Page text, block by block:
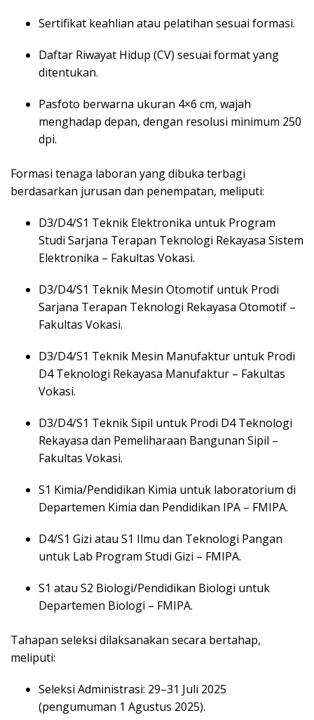
Sertifikat keahlian atau pelatihan sesuai formasi.
Daftar Riwayat Hidup (CV) sesuai format yang
ditentukan.
Pasfoto berwarna ukuran 4×6 cm, wajah
menghadap depan, dengan resolusi minimum 250
dpi.
Formasi tenaga laboran yang dibuka terbagi
berdasarkan jurusan dan penempatan, meliputi:
D3/D4/S1 Teknik Elektronika untuk Program
Studi Sarjana Terapan Teknologi Rekayasa Sistem
Elektronika – Fakultas Vokasi.
D3/D4/S1 Teknik Mesin Otomotif untuk Prodi
Sarjana Terapan Teknologi Rekayasa Otomotif –
Fakultas Vokasi.
D3/D4/S1 Teknik Mesin Manufaktur untuk Prodi
D4 Teknologi Rekayasa Manufaktur – Fakultas
Vokasi.
D3/D4/S1 Teknik Sipil untuk Prodi D4 Teknologi
Rekayasa dan Pemeliharaan Bangunan Sipil –
Fakultas Vokasi.
S1 Kimia/Pendidikan Kimia untuk laboratorium di
Departemen Kimia dan Pendidikan IPA – FMIPA.
D4/S1 Gizi atau S1 Ilmu dan Teknologi Pangan
untuk Lab Program Studi Gizi – FMIPA.
S1 atau S2 Biologi/Pendidikan Biologi untuk
Departemen Biologi – FMIPA.
Tahapan seleksi dilaksanakan secara bertahap,
meliputi:
Seleksi Administrasi: 29–31 Juli 2025
(pengumuman 1 Agustus 2025).